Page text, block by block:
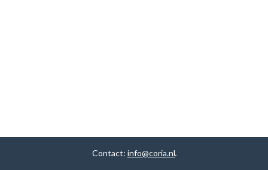
Contact: info@coria.nl.